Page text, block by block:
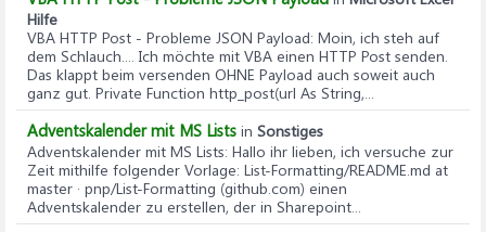
Hilfe
VBA HTTP Post - Probleme JSON Payload: Moin, ich steh auf
dem Schlauch.... Ich möchte mit VBA einen HTTP Post senden.
Das klappt beim versenden OHNE Payload auch soweit auch
ganz gut. Private Function http_post(url As String,...
Adventskalender mit MS Lists in Sonstiges
Adventskalender mit MS Lists: Hallo ihr lieben, ich versuche zur
Zeit mithilfe folgender Vorlage: List-Formatting/README.md at
master · pnp/List-Formatting (github.com) einen
Adventskalender zu erstellen, der in Sharepoint...